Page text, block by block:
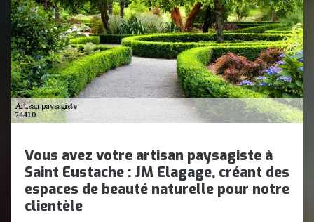
Vous avez votre artisan paysagiste à
Saint Eustache : JM Elagage, créant des
espaces de beauté naturelle pour notre
clientèle